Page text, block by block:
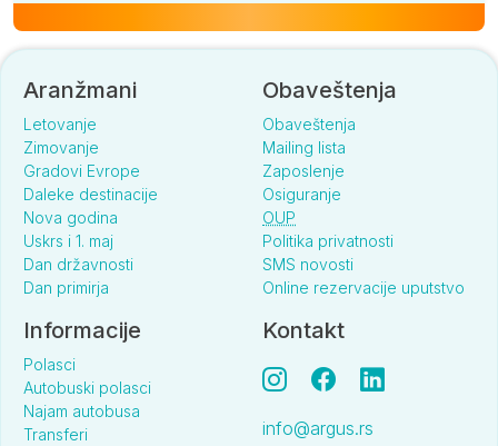
Aranžmani
Letovanje
Zimovanje
Gradovi Evrope
Daleke destinacije
Nova godina
Uskrs i 1. maj
Dan državnosti
Dan primirja
Obaveštenja
Obaveštenja
Mailing lista
Zaposlenje
Osiguranje
OUP
Politika privatnosti
SMS novosti
Online rezervacije uputstvo
Informacije
Polasci
Autobuski polasci
Najam autobusa
Transferi
Kontakt
info@argus.rs